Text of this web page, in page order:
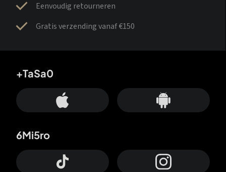
Eenvoudig retourneren
Gratis verzending vanaf €150
+TaSa0
6Mi5ro